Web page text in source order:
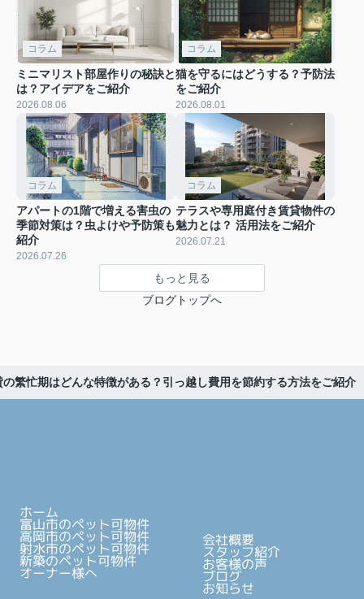
コラム
ミニマリスト部屋作りの秘訣と
は？アイデアをご紹介
2026.08.06
コラム
猫を守るにはどうする？予防法
をご紹介
2026.08.01
コラム
アパートの1階で増える害虫の
季節対策は？虫よけや予防策も
紹介
2026.07.26
コラム
テラスや専用庭付き賃貸物件の
魅力とは？ 活用法をご紹介
2026.07.21
もっと見る
ブログトップへ
の繁忙期はどんな特徴がある？引っ越し費用を節約する方法をご紹介
ホーム
富山市のペット可物件
高岡市のペット可物件
射水市のペット可物件
新築のペット可物件
オーナー様へ
会社概要
スタッフ紹介
お客様の声
ブログ
お知らせ